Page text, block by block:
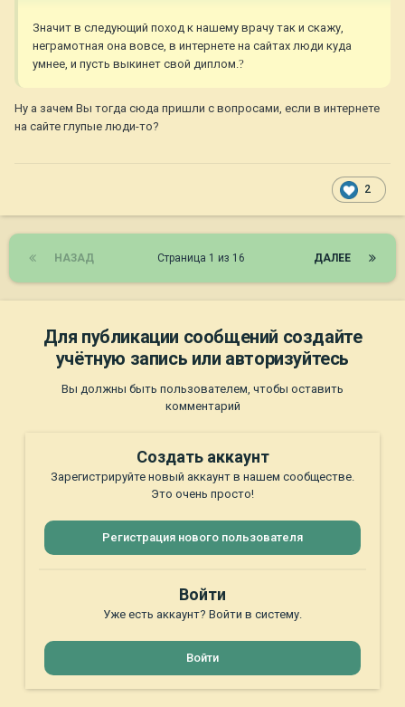
Значит в следующий поход к нашему врачу так и скажу,
неграмотная она вовсе, в интернете на сайтах люди куда
умнее, и пусть выкинет свой диплом.?
Ну а зачем Вы тогда сюда пришли с вопросами, если в интернете
на сайте глупые люди-то?
2
НАЗАД ДАЛЕЕ
Страница 1 из 16
Для публикации сообщений создайте
учётную запись или авторизуйтесь
Вы должны быть пользователем, чтобы оставить
комментарий
Создать аккаунт
Зарегистрируйте новый аккаунт в нашем сообществе.
Это очень просто!
Регистрация нового пользователя
Войти
Уже есть аккаунт? Войти в систему.
Войти